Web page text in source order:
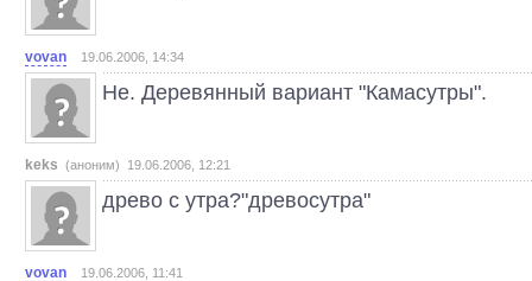
vovan 19.06.2006, 14:34
Не. Деревянный вариант "Камасутры".
keks (аноним) 19.06.2006, 12:21
древо с утра?"древосутра"
vovan 19.06.2006, 11:41